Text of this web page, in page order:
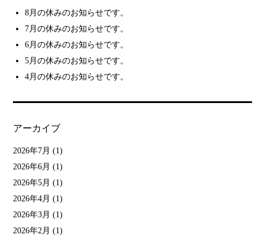
8月の休みのお知らせです。
7月の休みのお知らせです。
6月の休みのお知らせです。
5月の休みのお知らせです。
4月の休みのお知らせです。
アーカイブ
2026年7月 (1)
2026年6月 (1)
2026年5月 (1)
2026年4月 (1)
2026年3月 (1)
2026年2月 (1)